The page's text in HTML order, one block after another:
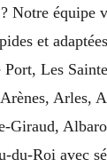
Notre équipe
et
Les
Arles,
Giraud,
du-Roi avec